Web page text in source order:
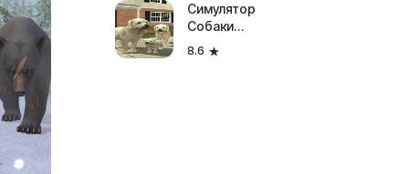
Симулятор
Собаки
Онлайн
8.6